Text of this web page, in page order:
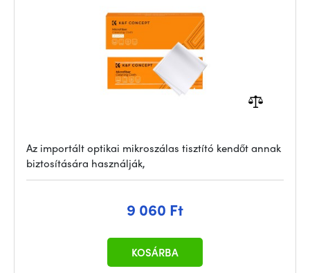
Az importált optikai mikroszálas tisztító kendőt annak
biztosítására használják,
9 060 Ft
KOSÁRBA